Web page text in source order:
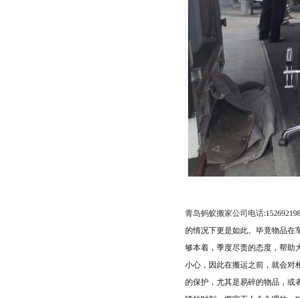
青岛蚂蚁搬家公司电话
的情况下更是如此。毕竟物品在
够本着，季度尽责的态度，帮助
小心，因此在搬运之前，就会对
的保护，尤其是易碎的物品，或